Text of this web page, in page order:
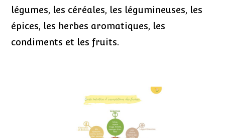
légumes, les céréales, les légumineuses, les
épices, les herbes aromatiques, les
condiments et les fruits.